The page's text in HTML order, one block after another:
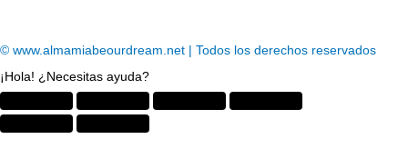
© www.almamiabeourdream.net | Todos los derechos reservados
¡Hola! ¿Necesitas ayuda?